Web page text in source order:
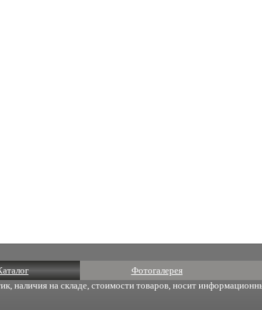
Фотогалерея
наличия на складе, стоимости товаров, носит